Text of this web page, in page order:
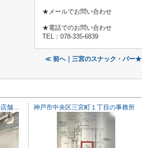
★メールでお問い合わせ
★電話でのお問い合わせ
TEL：078-335-6839
≪ 前へ｜三宮のスナック・バー★
神戸市中央区三宮町２丁目の店舗一部 神戸市中央区三宮町１丁目の事務所